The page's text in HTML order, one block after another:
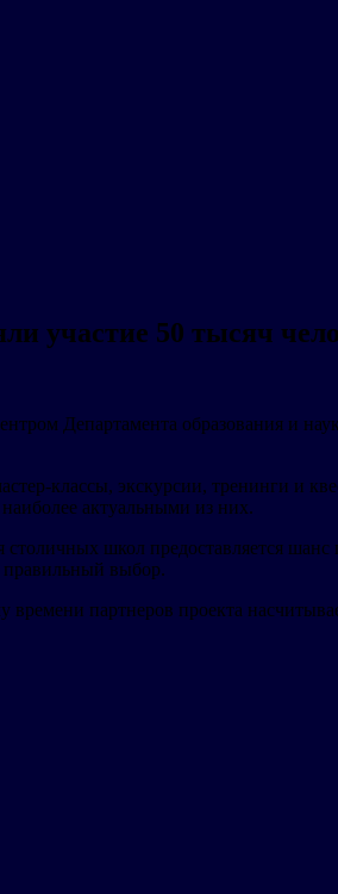
участие 50 тысяч
Департамента образования и
классы, экскурсии, тренинги и
актуальными из них.
школ предоставляется
правильный выбор.
партнеров проекта